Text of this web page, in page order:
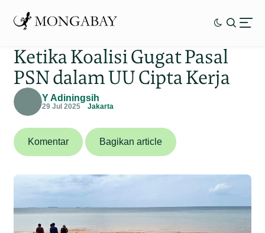
Ketika Koalisi Gugat Pasal
PSN dalam UU Cipta Kerja
Y Adiningsih
29 Jul 2025 Jakarta
Komentar Bagikan article